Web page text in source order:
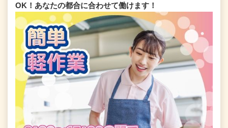
OK！あなたの都合に合わせて働けます！